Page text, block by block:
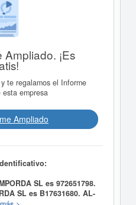
¡Es
te regalamos el Informe
esta empresa
Ampliado
SL es 972651798.
SL es B17631680. AL-